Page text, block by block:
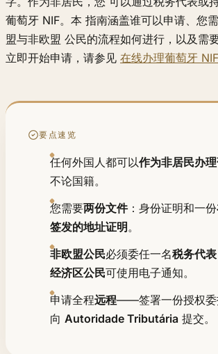
葡萄牙 NIF。本 指南涵盖谁可以申请、您
盟与非欧盟 公民的流程如何进行，以及需
立即开始申请，请参见 在线办理葡萄牙 NIF
要点速览
任何外国人都可以作为非居民办
不论国籍。
您需要两份文件：身份证明和一份
签发的地址证明。
非欧盟公民必须委任一名税务代表
经济区公民可使用电子通知。
申请全程远程——签署一份授权委
向 Autoridade Tributária 提交。